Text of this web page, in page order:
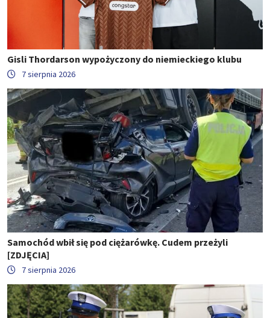
Gisli Thordarson wypożyczony do niemieckiego klubu
7 sierpnia 2026
Samochód wbił się pod ciężarówkę. Cudem przeżyli
[ZDJĘCIA]
7 sierpnia 2026